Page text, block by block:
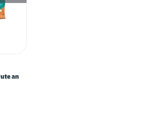
an